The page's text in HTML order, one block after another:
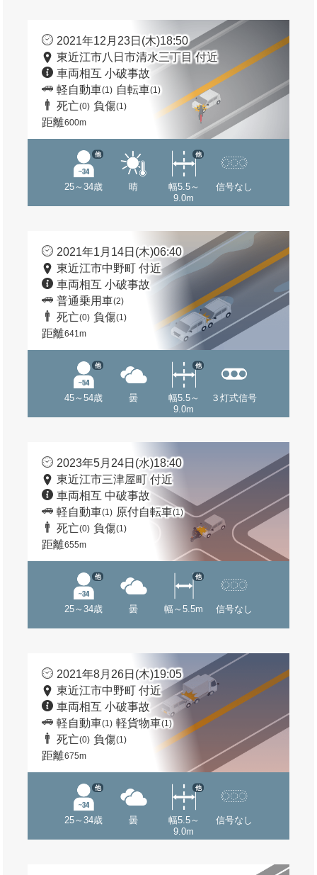
2021年12月23日(木)18:50
東近江市八日市清水三丁目 付近
車両相互 小破事故
軽自動車(1) 自転車(1)
死亡(0) 負傷(1)
距離600m
25～34歳
他
晴
幅5.5～
9.0m
他
信号なし
2021年1月14日(木)06:40
東近江市中野町 付近
車両相互 小破事故
普通乗用車(2)
死亡(0) 負傷(1)
距離641m
45～54歳
他
曇
幅5.5～
9.0m
他
３灯式信号
2023年5月24日(水)18:40
東近江市三津屋町 付近
車両相互 中破事故
軽自動車(1) 原付自転車(1)
死亡(0) 負傷(1)
距離655m
25～34歳
他
曇 幅～5.5m
他
信号なし
2021年8月26日(木)19:05
東近江市中野町 付近
車両相互 小破事故
軽自動車(1) 軽貨物車(1)
死亡(0) 負傷(1)
距離675m
25～34歳
他
曇
幅5.5～
9.0m
他
信号なし